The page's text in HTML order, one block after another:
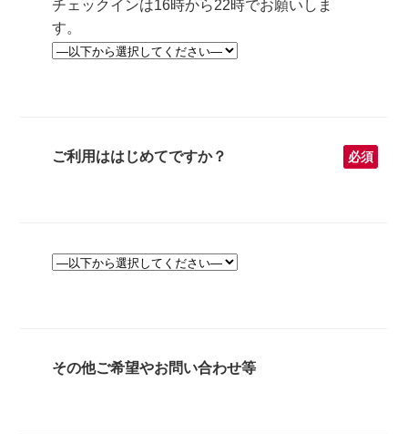
チェックインは16時から22時でお願いしま
す。
ご利用ははじめてですか？ 必須
その他ご希望やお問い合わせ等